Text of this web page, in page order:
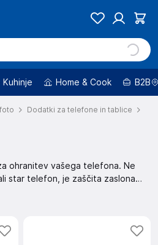
Kuhinje Home & Cook B2B
Dodatki za telefone in tablice
ohranitev vašega telefona. Ne
star telefon, je zaščita zaslona